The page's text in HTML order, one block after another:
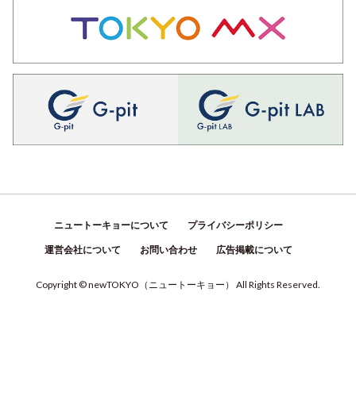
ニュートーキョーについて プライバシーポリシー
運営会社について お問い合わせ 広告掲載について
Copyright © newTOKYO （ ニュートーキョー ） All Rights Reserved.